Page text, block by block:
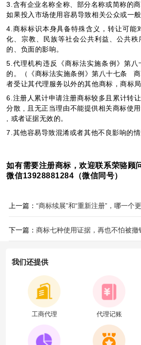
3.含有企业名称全称、部分名称或简称的
如果投入市场使用容易导致相关公众或一般
4.商标标识本身具备特殊含义，转让可能
化、宗教、民族等社会公共利益、公共
的、负面的影响。
5.代理机构违反《商标法实施条例》第八
的。（《商标法实施条例》第八十七条
者受让其代理服务以外的其他商标，商标
6.注册人累计申请注册商标较多且累计转
分散 , 且无正当理由不能提供相关商标使
, 或者证据无效的。
7.其他容易导致混淆或者其他不良影响的情
如有需要注册商标，欢迎联系荣骆顾
微信13928881284（微信同号）
上一篇： “商标续展”和“重新注册”，哪一个
下一篇： 商标七种使用证据，再也不怕被撤
我们还提供
工商代理 代理记账